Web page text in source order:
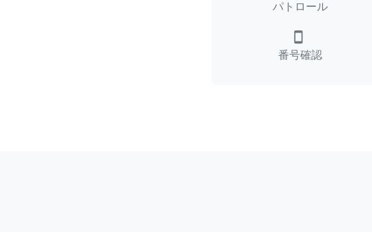
パトロール
smartphone
番号確認